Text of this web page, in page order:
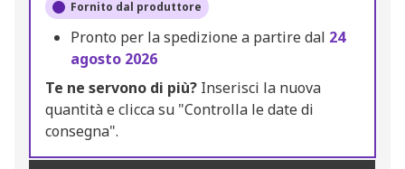
Fornito dal produttore
Pronto per la spedizione a partire dal 24
agosto 2026
Te ne servono di più? Inserisci la nuova
quantità e clicca su "Controlla le date di
consegna".